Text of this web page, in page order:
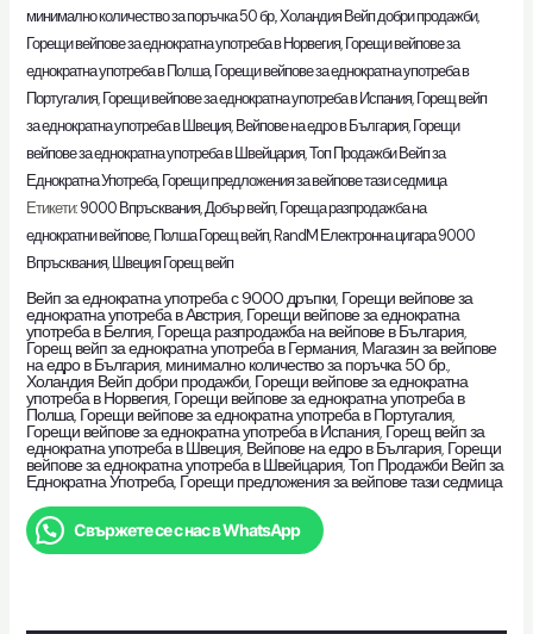
минимално количество за поръчка 50 бр.,Холандия Вейп добри продажби,
Горещи вейпове за еднократна употреба в Норвегия, Горещи вейпове за
еднократна употреба в Полша, Горещи вейпове за еднократна употреба в
Португалия, Горещи вейпове за еднократна употреба в Испания, Горещ вейп
за еднократна употреба в Швеция, Вейпове на едро в България, Горещи
вейпове за еднократна употреба в Швейцария,Топ Продажби Вейп за
Еднократна Употреба, Горещи предложения за вейпове тази седмица
Етикети:9000 Впръсквания,Добър вейп, Гореща разпродажба на
еднократни вейпове, Полша Горещ вейп, RandM Електронна цигара 9000
Впръсквания, Швеция Горещ вейп
Вейп за еднократна употреба с 9000 дръпки, Горещи вейпове за
еднократна употреба в Австрия, Горещи вейпове за еднократна
употреба в Белгия, Гореща разпродажба на вейпове в България,
Горещ вейп за еднократна употреба в Германия, Магазин за вейпове
на едро в България, минимално количество за поръчка 50 бр.,
Холандия Вейп добри продажби, Горещи вейпове за еднократна
употреба в Норвегия, Горещи вейпове за еднократна употреба в
Полша, Горещи вейпове за еднократна употреба в Португалия,
Горещи вейпове за еднократна употреба в Испания, Горещ вейп за
еднократна употреба в Швеция,Вейпове на едро в България, Горещи
вейпове за еднократна употреба в Швейцария,Топ Продажби Вейп за
Еднократна Употреба, Горещи предложения за вейпове тази седмица
Свържете се с нас в WhatsApp